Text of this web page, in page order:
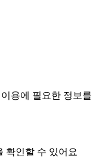
용에 필요한 정보를
확인할 수 있어요